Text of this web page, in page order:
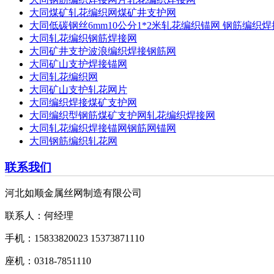
大同煤矿轧花编织网煤矿井支护网
大同低碳钢丝6mm10公分1*2米轧花编织锚网 钢筋编织
大同轧花编织钢筋焊接网
大同矿井支护波浪编织焊接钢筋网
大同矿山支护焊接锚网
大同轧花编织网
大同矿山支护轧花网片
大同编织焊接煤矿支护网
大同编织型钢筋煤矿支护网轧花编织焊接网
大同轧花编织焊接锚网钢筋网锚网
大同钢筋编织轧花网
联系我们
河北如顺金属丝网制造有限公司
联系人：何经理
手机：15833820023 15373871110
座机：0318-7851110